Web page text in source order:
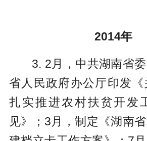
2014年
3. 2月，中共湖南省
省人民政府办公厅印发《
扎实推进农村扶贫开发
见》；3月，制定《湖南